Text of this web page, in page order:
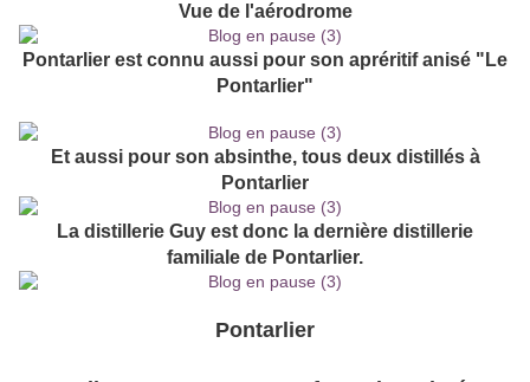
Vue de l'aérodrome
Pontarlier est connu aussi pour son apréritif anisé "Le
Pontarlier"
Et aussi pour son absinthe, tous deux distillés à
Pontarlier
La distillerie Guy est donc la dernière distillerie
familiale de Pontarlier.
Pontarlier